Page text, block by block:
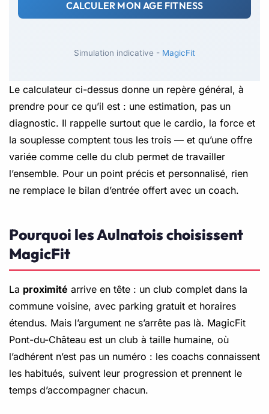
CALCULER MON AGE FITNESS
Simulation indicative - MagicFit
Le calculateur ci-dessus donne un repère général, à
prendre pour ce qu’il est : une estimation, pas un
diagnostic. Il rappelle surtout que le cardio, la force et
la souplesse comptent tous les trois — et qu’une offre
variée comme celle du club permet de travailler
l’ensemble. Pour un point précis et personnalisé, rien
ne remplace le bilan d’entrée offert avec un coach.
Pourquoi les Aulnatois choisissent
MagicFit
La proximité arrive en tête : un club complet dans la
commune voisine, avec parking gratuit et horaires
étendus. Mais l’argument ne s’arrête pas là. MagicFit
Pont-du-Château est un club à taille humaine, où
l’adhérent n’est pas un numéro : les coachs connaissent
les habitués, suivent leur progression et prennent le
temps d’accompagner chacun.